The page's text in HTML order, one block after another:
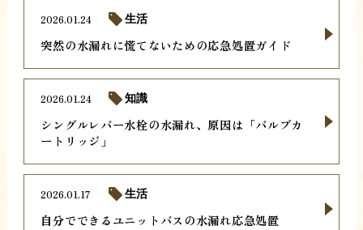
突然の水漏れに慌てないための応急処置ガイド
2026.01.24 生活
シングルレバー水栓の水漏れ、原因は「バルブカ
ートリッジ」
2026.01.24 知識
自分でできるユニットバスの水漏れ応急処置
2026.01.17 生活